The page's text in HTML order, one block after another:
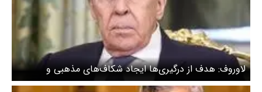
لاوروف: هدف از درگیری‌ها ایجاد شکاف‌های مذهبی و
سیاسی در جهان اسلام است